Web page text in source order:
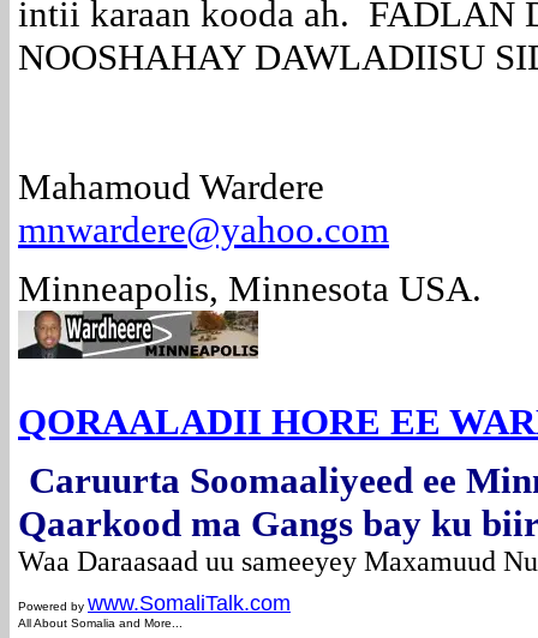
intii karaan kooda ah. FADLAN
NOOSHAHAY DAWLADIISU
Mahamoud Wardere
mnwardere@yahoo.com
Minneapolis, Minnesota USA.
QORAALADII HORE EE
Caruurta Soomaaliyeed ee
Qaarkood ma Gangs bay ku
Waa Daraasaad uu sameeyey Maxamuud
Powered by www.SomaliTalk.com
All About Somalia and More...